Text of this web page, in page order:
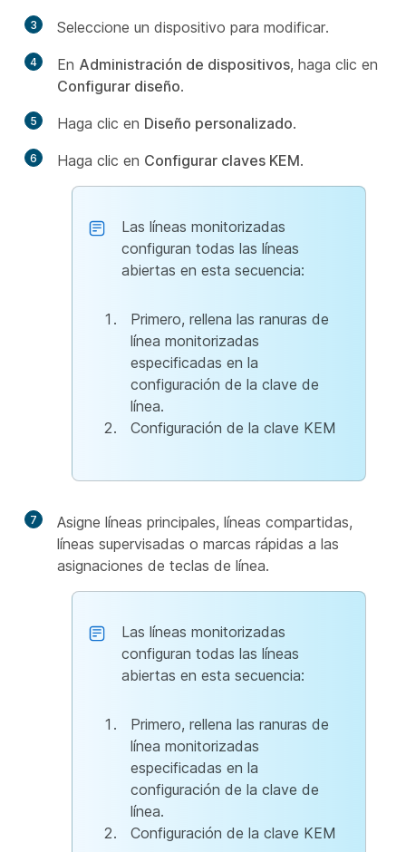
3 Seleccione un dispositivo para modificar.
4 En Administración de dispositivos, haga clic en
Configurar diseño.
5 Haga clic en Diseño personalizado.
6 Haga clic en Configurar claves KEM.
Las líneas monitorizadas
configuran todas las líneas
abiertas en esta secuencia:
Primero, rellena las ranuras de
línea monitorizadas
especificadas en la
configuración de la clave de
línea.
Configuración de la clave KEM
7
Asigne líneas principales, líneas compartidas,
líneas supervisadas o marcas rápidas a las
asignaciones de teclas de línea.
Las líneas monitorizadas
configuran todas las líneas
abiertas en esta secuencia:
Primero, rellena las ranuras de
línea monitorizadas
especificadas en la
configuración de la clave de
línea.
Configuración de la clave KEM